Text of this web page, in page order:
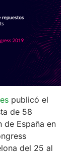
publicó el
de 58
de España en
del 25 al